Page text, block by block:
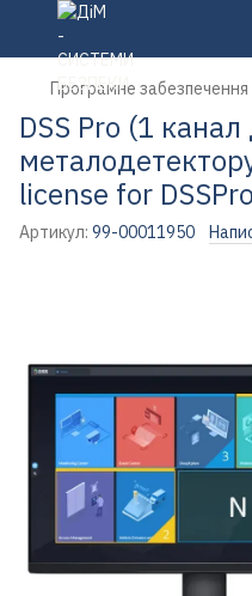
Програмне забезпечення
DSS Pro (1 канал
license for
Артикул: 99-00011950